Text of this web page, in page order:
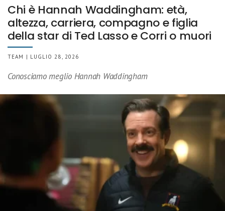
Chi è Hannah Waddingham: età,
altezza, carriera, compagno e figlia
della star di Ted Lasso e Corri o muori
TEAM | LUGLIO 28, 2026
Conosciamo meglio Hannah Waddingham